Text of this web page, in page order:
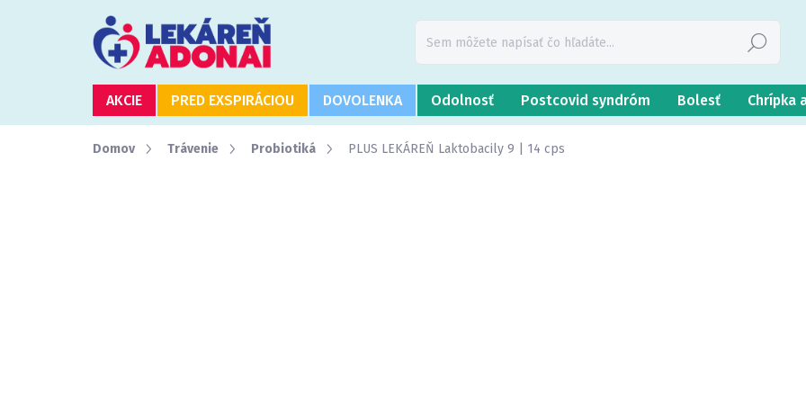
Hľadať
AKCIE PRED EXSPIRÁCIOU DOVOLENKA Odolnosť Postcovid syndróm Bolesť Chrípka
Domov Trávenie Probiotiká PLUS LEKÁREŇ Laktobacily 9 | 14 cps